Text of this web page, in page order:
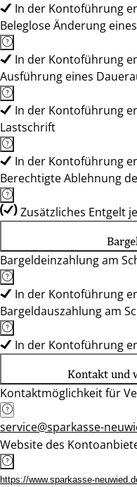
In der Kontoführung
Beleglose Änderung
In der Kontoführung
Ausführung eines
In der Kontoführung
Lastschrift
In der Kontoführung
Berechtigte Ablehnung
Zusätzliches Entgelt
Bargeldeinzahlung am
In der Kontoführung
Bargeldauszahlung am
In der Kontoführung
Kontakt und
Kontaktmöglichkeit für
service@sparkasse-
Website des
https://www.sparkasse-